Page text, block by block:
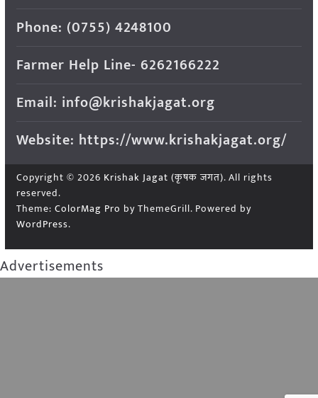
Phone: (0755) 4248100
Farmer Help Line- 6262166222
Email: info@krishakjagat.org
Website: https://www.krishakjagat.org/
Copyright © 2026 Krishak Jagat (कृषक जगत). All rights
reserved.
Theme: ColorMag Pro by ThemeGrill. Powered by
WordPress.
Advertisements